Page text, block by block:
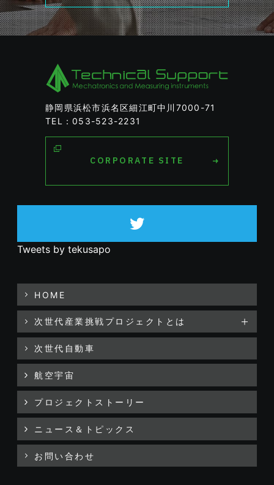
静岡県浜松市浜名区細江町中川7000-71
TEL：053-523-2231
CORPORATE SITE
HOME
次世代産業挑戦プロジェクトとは
次世代自動車
航空宇宙
プロジェクトストーリー
ニュース＆トピックス
お問い合わせ
Tweets by tekusapo